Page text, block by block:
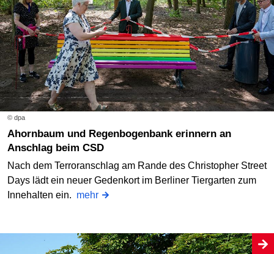
© dpa
Ahornbaum und Regenbogenbank erinnern an
Anschlag beim CSD
Nach dem Terroranschlag am Rande des Christopher Street
Days lädt ein neuer Gedenkort im Berliner Tiergarten zum
Innehalten ein. mehr